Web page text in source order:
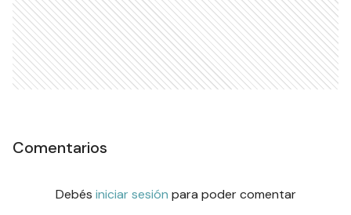
Comentarios
Debés iniciar sesión para poder comentar